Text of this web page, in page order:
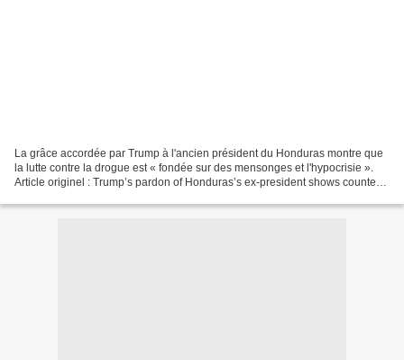
La grâce accordée par Trump à l'ancien président du Honduras montre que
la lutte contre la drogue est « fondée sur des mensonges et l'hypocrisie ».
Article originel : Trump’s pardon of Honduras’s ex-president shows counter-